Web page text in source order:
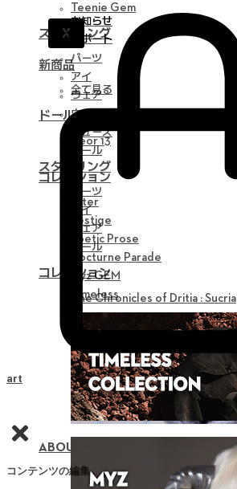
X
お知らせ
サポート
新商品
全て見る
ドール
Neor 13
スタイリング
パーツ
アイ
ウェア
ツール
コレクション
The Chronicles of Dritia : Sucria
ABOUT NEOR 13
Teenie Gem
スタイリング
パーツ
アイ
ウェア
ウィッグ
シューズ
ツール
コレクション
Alter
Vestige
Poetic Prose
Nocturne Parade
Myz GEM
Timeless
コンテンツの編集